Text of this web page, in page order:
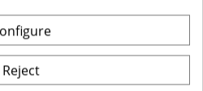
2 x 1.25 kg
4 x 2.5 kg
cu filet
Reject